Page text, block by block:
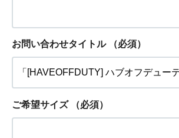
お問い合わせタイトル （必須）
ご希望サイズ （必須）